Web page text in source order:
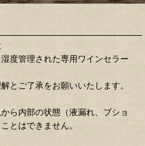
度管理された専用ワインセラー
とご了承をお願いいたします。
ら内部の状態（液漏れ、ブショ
とはできません。